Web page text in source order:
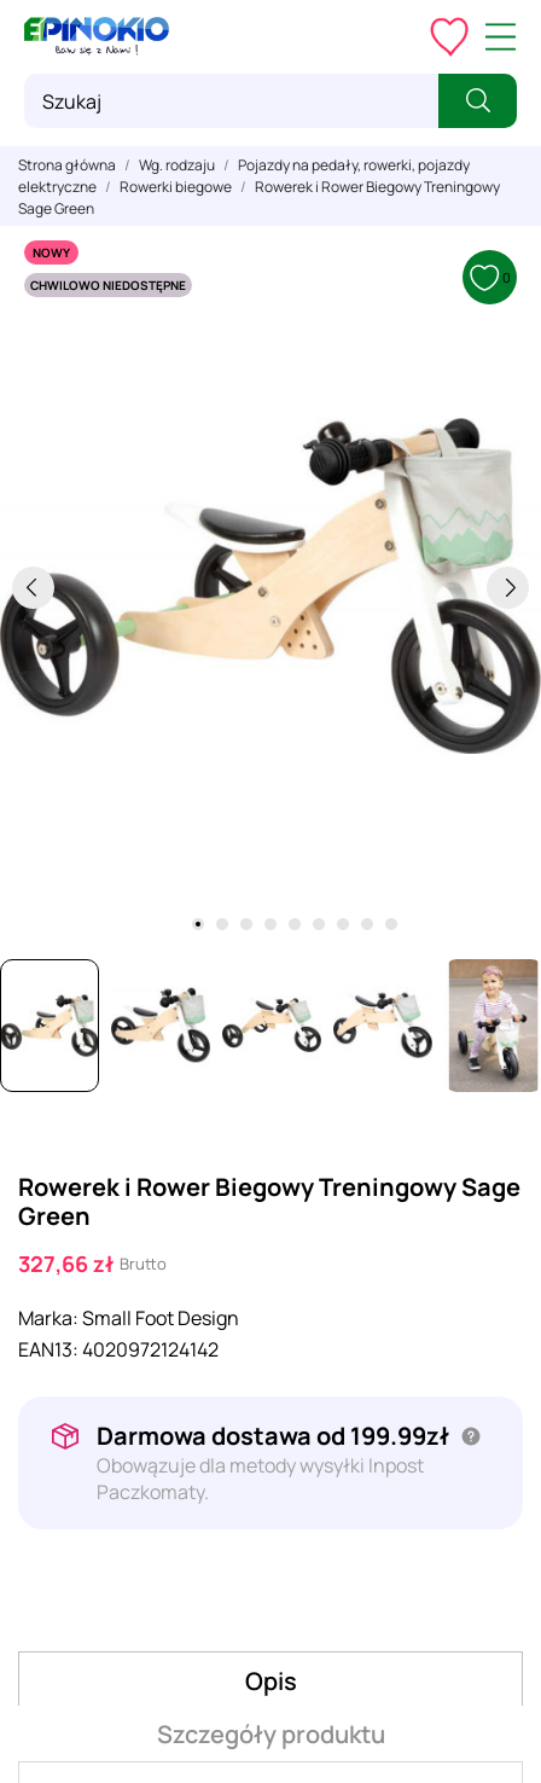
Strona główna Wg. rodzaju
Pojazdy na pedały, rowerki, pojazdy
elektryczne
Rowerki biegowe
Rowerek i Rower Biegowy Treningowy
Sage Green
NOWY
CHWILOWO NIEDOSTĘPNE
0
Rowerek i Rower Biegowy Treningowy Sage
Green
327,66 zł Brutto
Marka:Small Foot Design
EAN13:4020972124142
Darmowa dostawa od 199.99zł
Obowązuje dla metody wysyłki Inpost
Paczkomaty.
Opis
Szczegóły produktu